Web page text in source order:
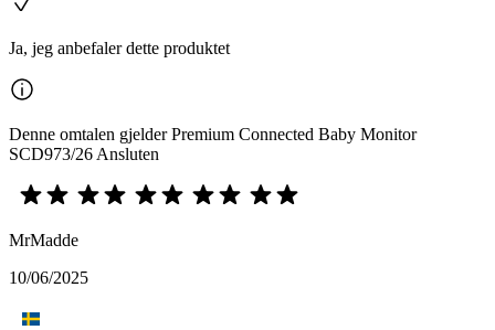
Ja, jeg anbefaler dette produktet
Denne omtalen gjelder Premium Connected Baby Monitor
SCD973/26 Ansluten
MrMadde
10/06/2025